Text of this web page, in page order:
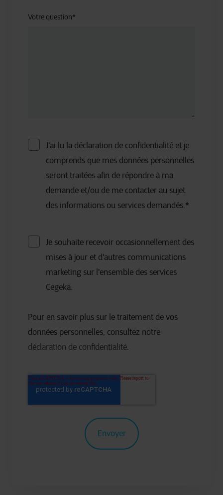
Votre question*
J'ai lu la déclaration de confidentialité et je
comprends que mes données personnelles
seront traitées afin de répondre à ma
demande et/ou de me contacter au sujet
des informations ou services demandés.*
Je souhaite recevoir occasionnellement des
mises à jour et d'autres communications
marketing sur l'ensemble des services
Cegeka.
Pour en savoir plus sur le traitement de vos
données personnelles, consultez notre
déclaration de confidentialité.